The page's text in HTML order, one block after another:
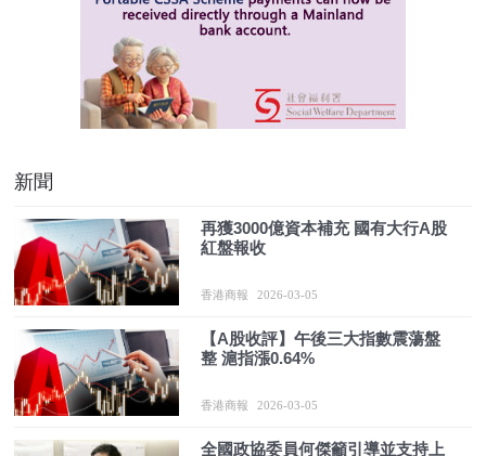
新聞
再獲3000億資本補充 國有大行A股
紅盤報收
香港商報 2026-03-05
【A股收評】午後三大指數震蕩盤
整 滬指漲0.64%
香港商報 2026-03-05
全國政協委員何傑籲引導並支持上